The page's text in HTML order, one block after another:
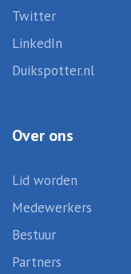
Twitter
LinkedIn
Duikspotter.nl
Over ons
Lid worden
Medewerkers
Bestuur
Partners